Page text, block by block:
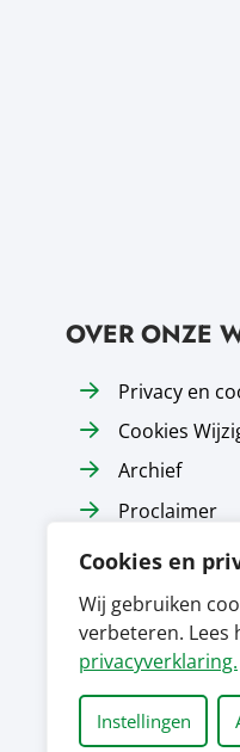
Cookies en
Wij gebruiken
verbeteren. Lees
privacyverklaring.
Instellingen
OVER ONZE
Privacy en
Cookies
Archief
Proclaimer
Responsible
Sitemap